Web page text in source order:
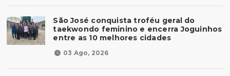
São José conquista troféu geral do
taekwondo feminino e encerra Joguinhos
entre as 10 melhores cidades
03 Ago, 2026